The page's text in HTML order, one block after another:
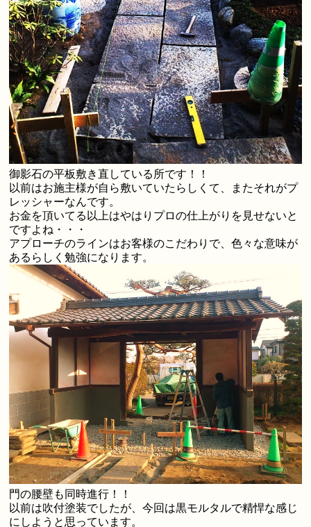
御影石の平板敷き直している所です！！
以前はお施主様が自ら敷いていたらしくて、またそれがプ
レッシャーなんです。
お金を頂いてる以上はやはりプロの仕上がりを見せないと
ですよね・・・
アプローチのラインはお客様のこだわりで、色々な意味が
あるらしく勉強になります。
門の腰壁も同時進行！！
以前は吹付塗装でしたが、今回は黒モルタルで精悍な感じ
にしようと思っています。